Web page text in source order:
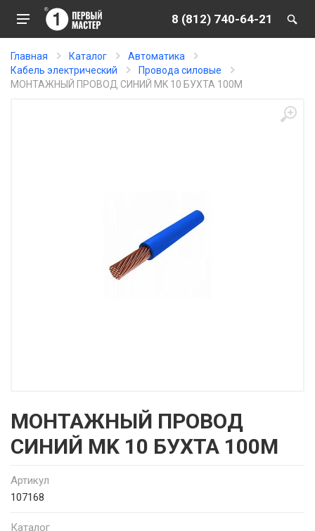
8 (812) 740-64-21
Главная Каталог
Автоматика
Кабель электрический
Провода силовые
МОНТАЖНЫЙ ПРОВОД СИНИЙ MK 10 БУХТА 100М
МОНТАЖНЫЙ ПРОВОД
СИНИЙ MK 10 БУХТА 100М
Артикул
107168
Каталог